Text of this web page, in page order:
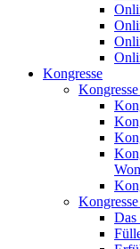
Kongresse
Das